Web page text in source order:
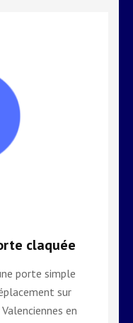
claquée
porte simple
sur
en